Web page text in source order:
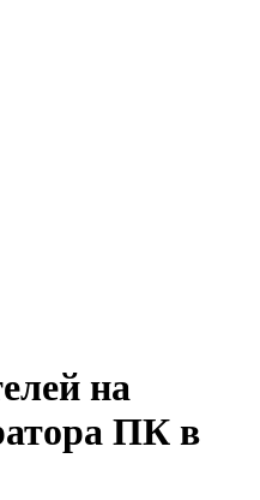
на
ПК в